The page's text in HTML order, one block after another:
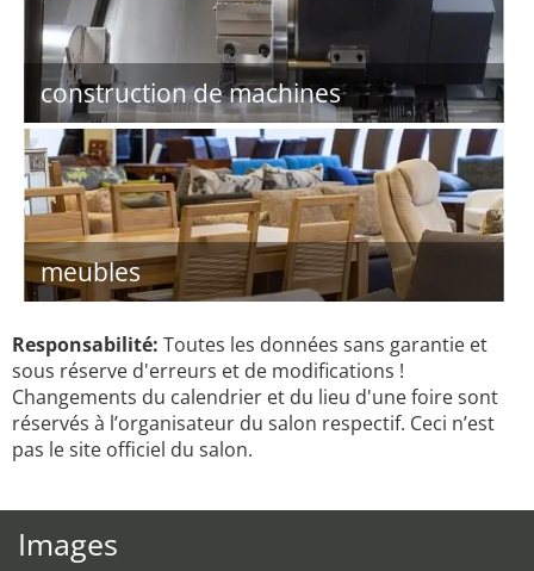
construction de machines
meubles
Responsabilité: Toutes les données sans garantie et
sous réserve d'erreurs et de modifications !
Changements du calendrier et du lieu d'une foire sont
réservés à l’organisateur du salon respectif. Ceci n’est
pas le site officiel du salon.
Images